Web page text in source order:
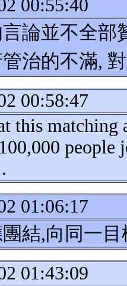
00:55:40
論並不全部
治的不滿,
00:58:47
this matching
people
01:06:17
結,向同一
01:43:09